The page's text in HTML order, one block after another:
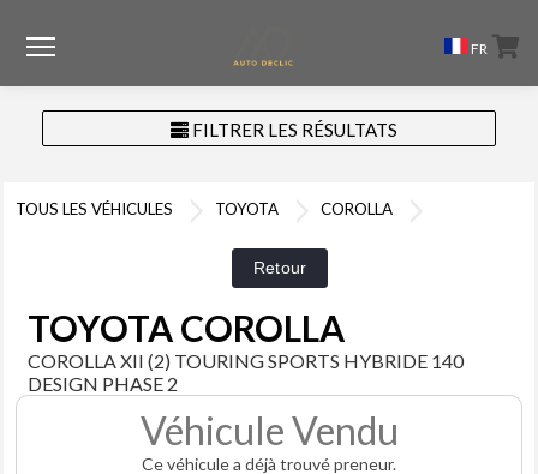
FR
FILTRER LES RÉSULTATS
TOUS LES VÉHICULES TOYOTA COROLLA
TOYOTA COROLLA
COROLLA XII (2) TOURING SPORTS HYBRIDE 140
DESIGN PHASE 2
Véhicule Vendu
Ce véhicule a déjà trouvé preneur.